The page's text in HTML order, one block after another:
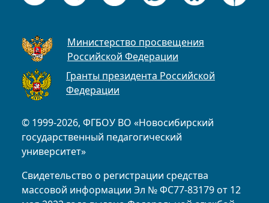
© 1999-2026, ФГБОУ ВО «Новосибирский
государственный педагогический
университет»
Свидетельство о регистрации средства
массовой информации Эл № ФС77-83179 от 12
Министерство просвещения
Российской Федерации
Гранты президента Российской
Федерации